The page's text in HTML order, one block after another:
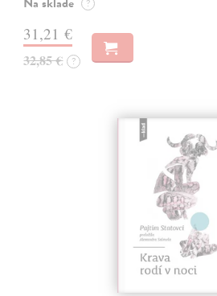
?
31,21 €
32,85 € ?